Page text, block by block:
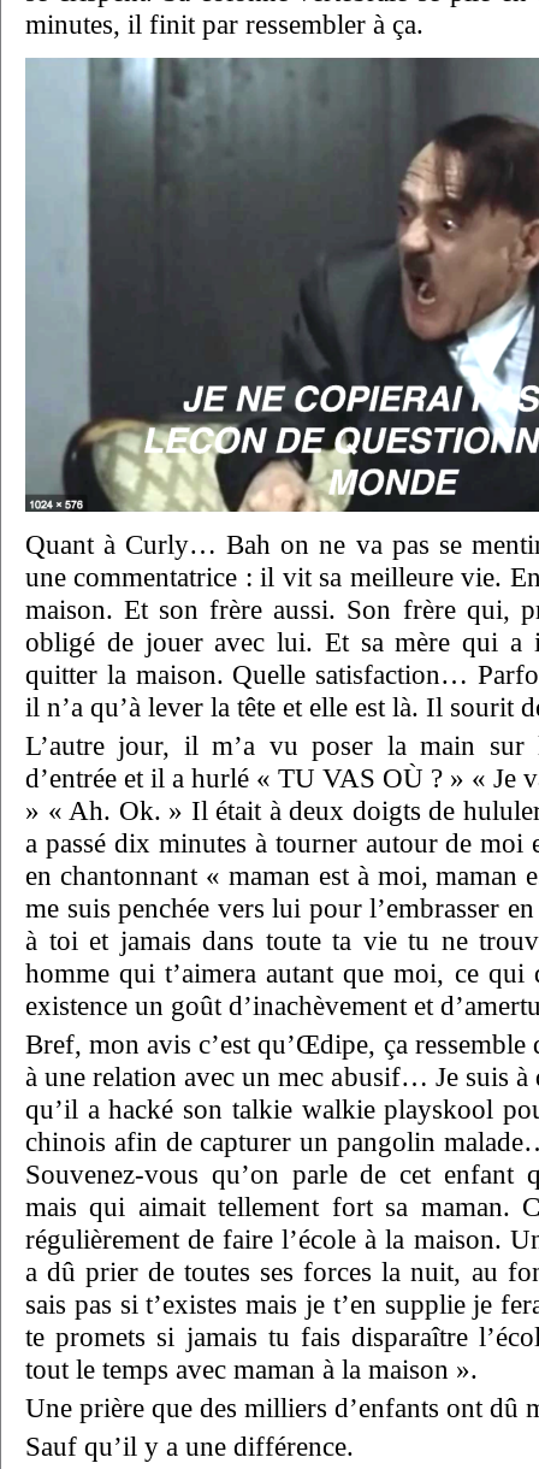
minutes, il finit par ressembler à ça.
Quant à Curly… Bah on ne va pas se
une commentatrice : il vit sa meilleure vie.
maison. Et son frère aussi. Son frère qui,
obligé de jouer avec lui. Et sa mère qui a
quitter la maison. Quelle satisfaction…
il n’a qu’à lever la tête et elle est là. Il sourit
L’autre jour, il m’a vu poser la main sur
d’entrée et il a hurlé « TU VAS OÙ ? » « Je
» « Ah. Ok. » Il était à deux doigts de
a passé dix minutes à tourner autour de moi
en chantonnant « maman est à moi, maman
me suis penchée vers lui pour l’embrasser
à toi et jamais dans toute ta vie tu ne
homme qui t’aimera autant que moi, ce qui
existence un goût d’inachèvement et
Bref, mon avis c’est qu’Œdipe, ça ressemble
à une relation avec un mec abusif… Je suis à
qu’il a hacké son talkie walkie playskool
chinois afin de capturer un pangolin
Souvenez-vous qu’on parle de cet enfant
mais qui aimait tellement fort sa maman.
régulièrement de faire l’école à la maison.
a dû prier de toutes ses forces la nuit, au
sais pas si t’existes mais je t’en supplie je
te promets si jamais tu fais disparaître
tout le temps avec maman à la maison ».
Une prière que des milliers d’enfants ont dû
Sauf qu’il y a une différence.